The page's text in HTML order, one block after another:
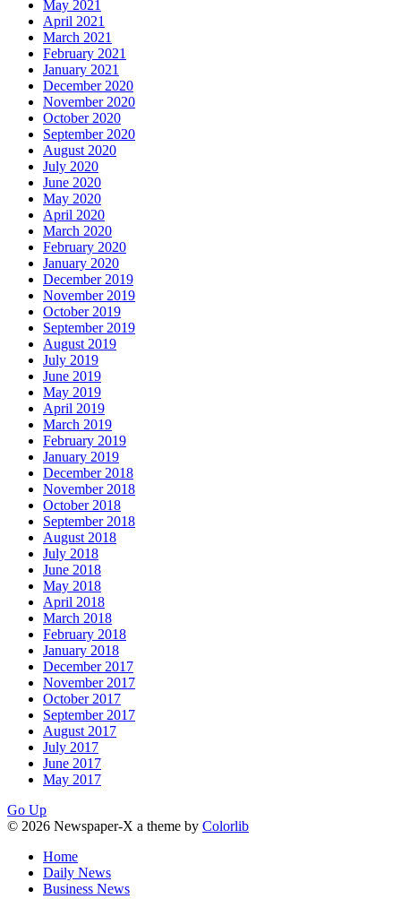
May 2021
April 2021
March 2021
February 2021
January 2021
December 2020
November 2020
October 2020
September 2020
August 2020
July 2020
June 2020
May 2020
April 2020
March 2020
February 2020
January 2020
December 2019
November 2019
October 2019
September 2019
August 2019
July 2019
June 2019
May 2019
April 2019
March 2019
February 2019
January 2019
December 2018
November 2018
October 2018
September 2018
August 2018
July 2018
June 2018
May 2018
April 2018
March 2018
February 2018
January 2018
December 2017
November 2017
October 2017
September 2017
August 2017
July 2017
June 2017
May 2017
Go Up
© 2026 Newspaper-X a theme by Colorlib
Home
Daily News
Business News